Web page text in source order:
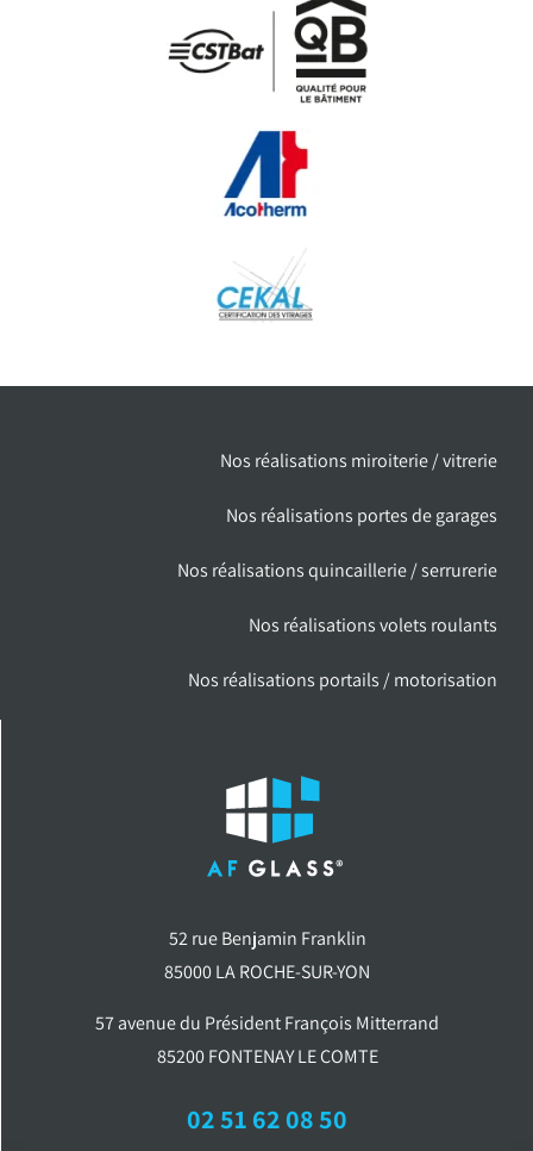
Nos réalisations miroiterie / vitrerie
Nos réalisations portes de garages
Nos réalisations quincaillerie / serrurerie
Nos réalisations volets roulants
Nos réalisations portails / motorisation
52 rue Benjamin Franklin
85000 LA ROCHE-SUR-YON
57 avenue du Président François Mitterrand
85200 FONTENAY LE COMTE
02 51 62 08 50